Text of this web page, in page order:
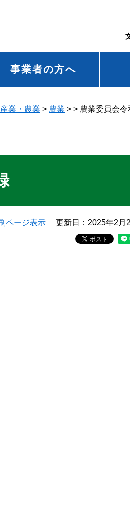
事業者の方へ
業・農業 > 農業 > > 農業委員会
ページ表示 更新日：2025年2月